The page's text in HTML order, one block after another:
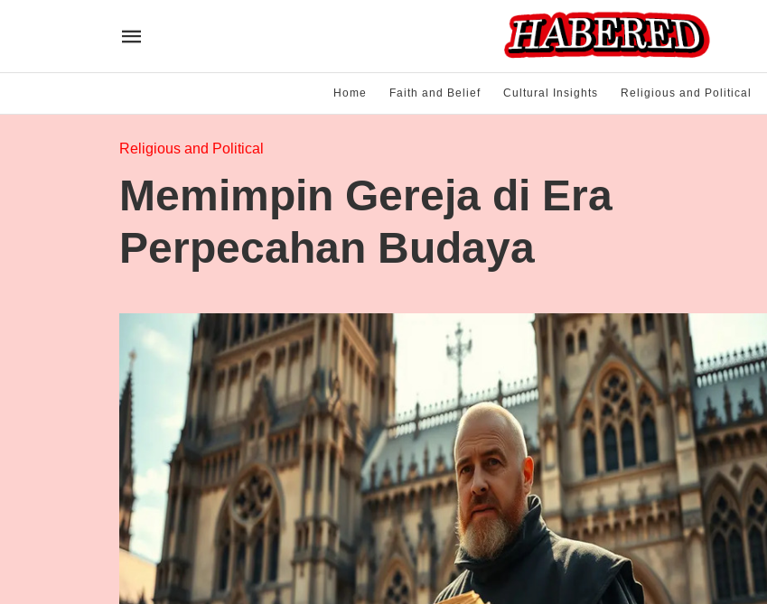
Home Faith and Belief Cultural Insights Religious and Political
Religious and Political
Memimpin Gereja di Era
Perpecahan Budaya